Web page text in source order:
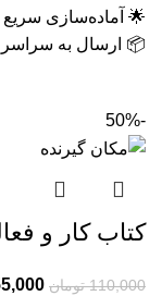
🌟 آماده‌سازی
📦 ارسال به
-50%
کتاب کار و
110,000 تومان